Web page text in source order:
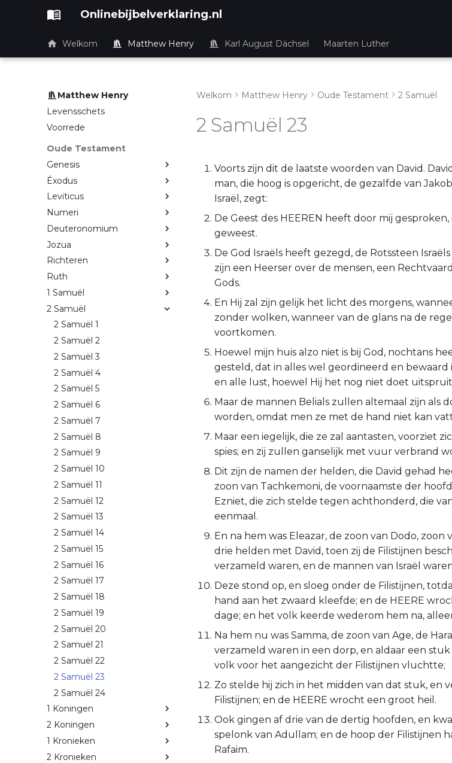
Onlinebijbelverklaring.nl
Welkom Matthew Henry Karl August Dächsel Maarten Luther
Matthew Henry
Levensschets
Voorrede
Oude Testament
Genesis
Éxodus
Leviticus
Numeri
Deuteronomium
Jozua
Richteren
Ruth
1 Samuël
2 Samuël
2 Samuël 1
2 Samuël 2
2 Samuël 3
2 Samuël 4
2 Samuël 5
2 Samuël 6
2 Samuël 7
2 Samuël 8
2 Samuël 9
2 Samuël 10
2 Samuël 11
2 Samuël 12
2 Samuël 13
2 Samuël 14
2 Samuël 15
2 Samuël 16
2 Samuël 17
2 Samuël 18
2 Samuël 19
2 Samuël 20
2 Samuël 21
2 Samuël 22
2 Samuël 23
2 Samuël 24
1 Koningen
2 Koningen
1 Kronieken
2 Kronieken
Welkom Matthew Henry Oude Testament 2 Samuël
2 Samuël 23
Voorts zijn dit de laatste woorden van David.
man, die hoog is opgericht, de gezalfde van
Israël, zegt:
De Geest des HEEREN heeft door mij
geweest.
De God Israëls heeft gezegd, de Rotssteen
zijn een Heerser over de mensen, een
Gods.
En Hij zal zijn gelijk het licht des morgens,
zonder wolken, wanneer van de glans na de
voortkomen.
Hoewel mijn huis alzo niet is bij God, nochtans
gesteld, dat in alles wel geordineerd en bewaard
en alle lust, hoewel Hij het nog niet doet
Maar de mannen Belials zullen altemaal zijn als
worden, omdat men ze met de hand niet kan
Maar een iegelijk, die ze zal aantasten, voorziet
spies; en zij zullen ganselijk met vuur verbrand
Dit zijn de namen der helden, die David gehad
zoon van Tachkemoni, de voornaamste der
Ezniet, die zich stelde tegen achthonderd, die
eenmaal.
En na hem was Eleazar, de zoon van Dodo, zoon
drie helden met David, toen zij de Filistijnen
verzameld waren, en de mannen van Israël
Deze stond op, en sloeg onder de Filistijnen,
hand aan het zwaard kleefde; en de HEERE
dage; en het volk keerde wederom hem na,
Na hem nu was Samma, de zoon van Age, de
verzameld waren in een dorp, en aldaar een
volk voor het aangezicht der Filistijnen vluchtte;
Zo stelde hij zich in het midden van dat stuk, en
Filistijnen; en de HEERE wrocht een groot heil.
Ook gingen af drie van de dertig hoofden, en
spelonk van Adullam; en de hoop der Filistijnen
Rafaim.